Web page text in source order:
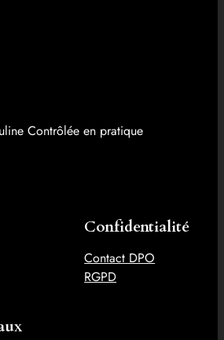
Contrôlée en pratique
Confidentialité
Contact DPO
RGPD